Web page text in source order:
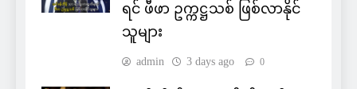
ရင် ဖီဖာ ဥက္ကဋ္ဌသစ် ဖြစ်လာနိုင်
သူများ
admin 3 days ago 0